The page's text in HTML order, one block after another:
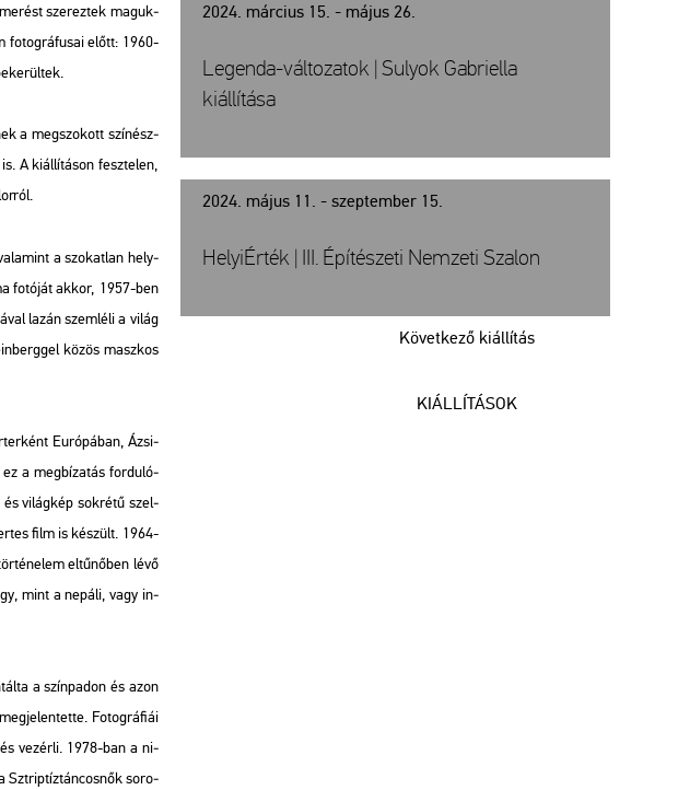
sze­rez­tek ma­guk­
fo­tog­rá­fu­sai előtt: 1960-
a meg­szo­kott szí­nész­
A ki­ál­lí­tá­son fesz­te­len,
a szo­kat­lan hely­
fo­tó­ját akkor, 1957-ben
lazán szem­lé­li a világ
közös masz­kos
Eu­ró­pá­ban, Ázsi­
ez a meg­bí­za­tás for­du­ló­
és vi­lág­kép sok­ré­tű szel­
film is ké­szült. 1964-
el­tű­nő­ben lévő
mint a ne­pá­li, vagy in­
a szín­pa­don és azon
Fo­tog­rá­fi­ái
ve­zér­li. 1978-ban a ni­
Sztrip­tíz­tán­cos­nőkso­ro­
2024. március 15. - május 26.
Legenda-változatok | Sulyok Gabriella
kiállítása
2024. május 11. - szeptember 15.
Következő kiállítás
HelyiÉrték | III. Építészeti Nemzeti Szalon
KIÁLLÍTÁSOK